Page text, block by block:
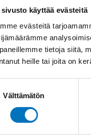
sivusto käyttää evästeitä
evästeitä
tietoja siitä,
heille tai joita on
Välttämätön